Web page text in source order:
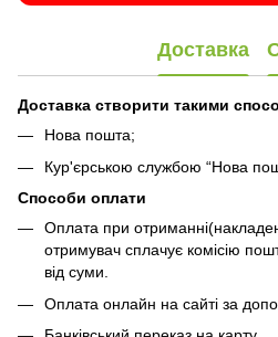
Доставка
Доставка створити такими
Нова пошта;
Кур'єрською службою “Нова
Способи оплати
Оплата при
отримувач сплачує комісію
від суми.
Оплата онлайн на сайті за